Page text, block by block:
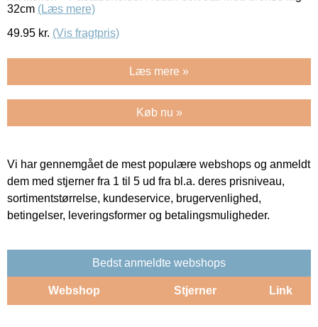
32cm (Læs mere)
49.95 kr. (Vis fragtpris)
Læs mere »
Køb nu »
Vi har gennemgået de mest populære webshops og anmeldt
dem med stjerner fra 1 til 5 ud fra bl.a. deres prisniveau,
sortimentstørrelse, kundeservice, brugervenlighed,
betingelser, leveringsformer og betalingsmuligheder.
Bedst anmeldte webshops
Webshop Stjerner Link